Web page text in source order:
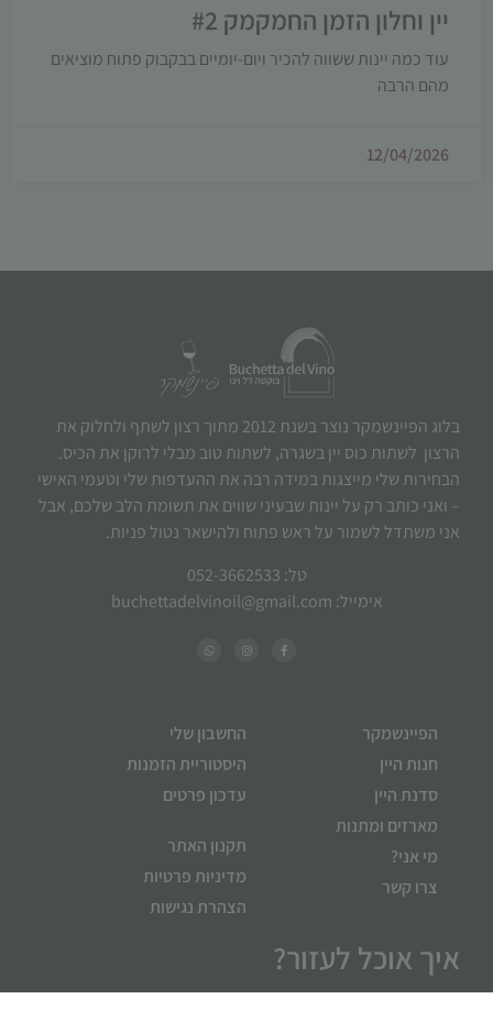
יין וחלון הזמן החמקמק #2
עוד כמה יינות ששווה להכיר ויום-יומיים בבקבוק פתוח מוציאים
מהם הרבה
12/04/2026
בלוג הפיינשמקר נוצר בשנת 2012 מתוך רצון לשתף ולחלוק את
הרצון לשתות כוס יין בשגרה, לשתות טוב מבלי לרוקן את הכיס.
הבחירות שלי מייצגות במידה רבה את ההעדפות שלי וטעמי האישי
– ואני כותב רק על יינות שבעיני שווים את תשומת הלב שלכם, אבל
אני משתדל לשמור על ראש פתוח ולהישאר נטול פניות.
טל: 052-3662533
אימייל: buchettadelvinoil@gmail.com
הפיינשמקר
חנות היין
סדנת היין
מארזים ומתנות
מי אני?
צרו קשר
החשבון שלי
היסטוריית הזמנות
עדכון פרטים
תקנון האתר
מדיניות פרטיות
הצהרת נגישות
איך אוכל לעזור?